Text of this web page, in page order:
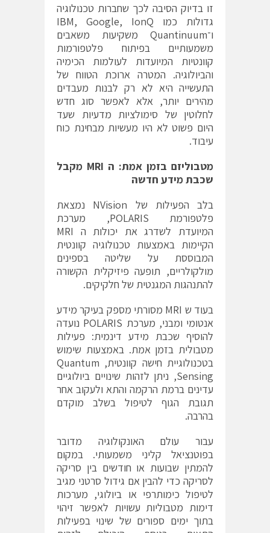
זו בדיוק הסיבה לכך שחברות טכנולוגיה
גדולות כמו IBM, Google, IonQ
ו־Quantinuum משקיעות משאבים
משמעותיים בפיתוח פלטפורמות
קוונטיות המיועדות לעולמות הכימיה
והביולוגיה. המטרה ארוכת הטווח של
התעשייה היא לא רק לבנות מעבדים
מהירים יותר, אלא לאפשר סוג חדש
לחלוטין של סימולציות מדעיות שעד
היום פשוט לא היו מעשיות מבחינת כוח
עיבוד.
מטבוליזם בזמן אמת: ה MRI מקבל
שכבת מידע חדשה
בלב הפעילות של NVision נמצאת
פלטפורמת POLARIS, מערכת
המיועדת לשדרג את יכולות ה MRI
הקיימות באמצעות טכנולוגיה קוונטית
המבוססת על שליטה בספינים
מולקולריים, תופעה פיזיקלית הקשורה
להתנהגות המגנטית של חלקיקים.
בעוד ש MRI מסורתי מספק בעיקר מידע
אנטומי ומבני, מערכת POLARIS נועדה
להוסיף שכבת מידע דינמית: פעילות
מטבולית בזמן אמת. באמצעות שימוש
בטכנולוגיית חישה קוונטית, Quantum
Sensing, ניתן לזהות שינויים ביולוגיים
עדינים ברמת הרקמה והתא ולעקוב אחר
תגובת הגוף לטיפול בשלב מוקדם
בהרבה.
עבור עולם האונקולוגיה מדובר
בפוטנציאל קליני משמעותי. במקום
להמתין שבועות או חודשים בין סריקה
לסריקה כדי להבין אם גידול סרטני מגיב
לטיפול כימותרפי או ביולוגי, מערכות
דימות מטבוליות עשויות לאפשר זיהוי
בתוך ימים ספורים של שינוי בפעילות